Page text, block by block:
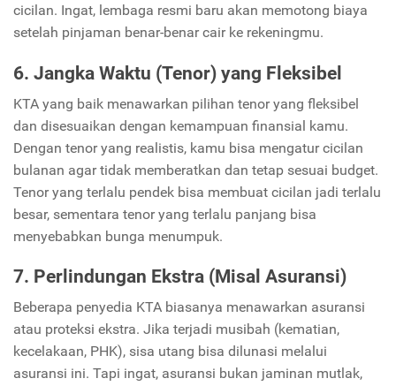
cicilan. Ingat, lembaga resmi baru akan memotong biaya
setelah pinjaman benar-benar cair ke rekeningmu.
6. Jangka Waktu (Tenor) yang Fleksibel
KTA yang baik menawarkan pilihan tenor yang fleksibel
dan disesuaikan dengan kemampuan finansial kamu.
Dengan tenor yang realistis, kamu bisa mengatur cicilan
bulanan agar tidak memberatkan dan tetap sesuai budget.
Tenor yang terlalu pendek bisa membuat cicilan jadi terlalu
besar, sementara tenor yang terlalu panjang bisa
menyebabkan bunga menumpuk.
7. Perlindungan Ekstra (Misal Asuransi)
Beberapa penyedia KTA biasanya menawarkan asuransi
atau proteksi ekstra. Jika terjadi musibah (kematian,
kecelakaan, PHK), sisa utang bisa dilunasi melalui
asuransi ini. Tapi ingat, asuransi bukan jaminan mutlak,